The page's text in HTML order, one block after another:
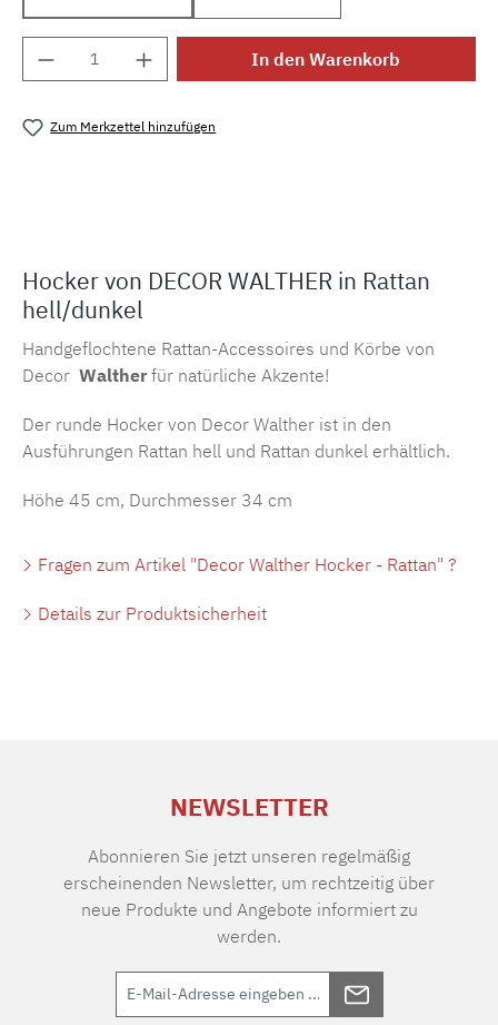
Produkt Anzahl: Gib den gewünschten
In den Warenkorb
Zum Merkzettel hinzufügen
Hocker von DECOR WALTHER in Rattan
hell/dunkel
Handgeflochtene Rattan-Accessoires und Körbe von
Decor Walther für natürliche Akzente!
Der runde Hocker von Decor Walther ist in den
Ausführungen Rattan hell und Rattan dunkel erhältlich.
Höhe 45 cm, Durchmesser 34 cm
Fragen zum Artikel "Decor Walther Hocker - Rattan" ?
Details zur Produktsicherheit
NEWSLETTER
Abonnieren Sie jetzt unseren regelmäßig
erscheinenden Newsletter, um rechtzeitig über
neue Produkte und Angebote informiert zu
werden.